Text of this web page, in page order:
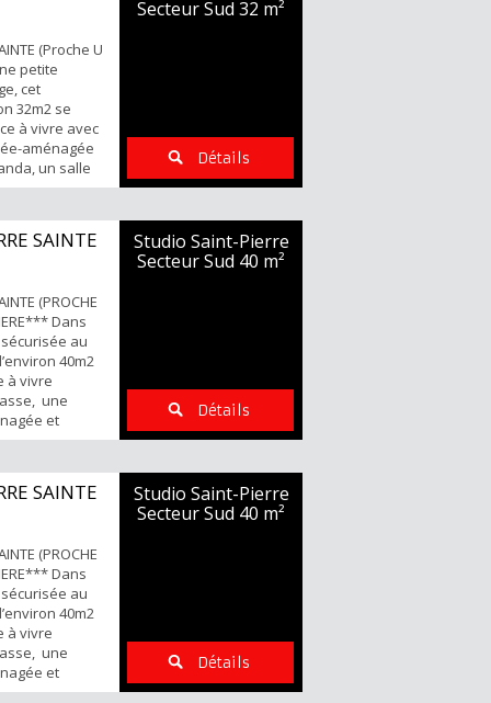
(Proche U
petite
cet
32m2 se
à vivre avec
aménagée
un salle
Points forts :
non nominatif
et visites
Secteur Sud 32 m²
Détails
SAINTE
(PROCHE
Dans
au
40m2
à vivre
une
et
avec WC
parking
Pour tous
Studio Saint-Pierre
Secteur Sud 40 m²
Détails
SAINTE
(PROCHE
Dans
au
40m2
à vivre
une
et
avec WC
Studio Saint-Pierre
Secteur Sud 40 m²
Détails